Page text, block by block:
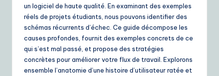
G
ui
d
un logiciel de haute qualité. En examinant des exemples
réels de projets étudiants, nous pouvons identifier des
schémas récurrents d’échec. Ce guide décompose les
causes profondes, fournit des exemples concrets de ce
qui s’est mal passé, et propose des stratégies
concrètes pour améliorer votre flux de travail. Explorons
ensemble l’anatomie d’une histoire d’utilisateur ratée et